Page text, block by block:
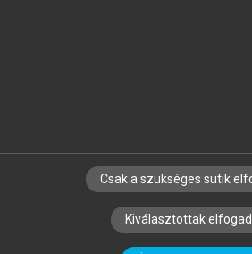
SZERZŐKNEK CÉGEKNEK
SZERKESZTÉSI ÉS
Csak a szükséges sütik
Kiválasztottak